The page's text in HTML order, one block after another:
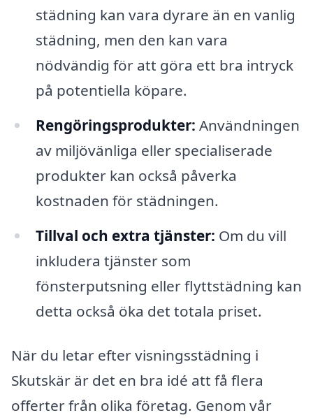
städning kan vara dyrare än en vanlig
städning, men den kan vara
nödvändig för att göra ett bra intryck
på potentiella köpare.
Rengöringsprodukter: Användningen
av miljövänliga eller specialiserade
produkter kan också påverka
kostnaden för städningen.
Tillval och extra tjänster: Om du vill
inkludera tjänster som
fönsterputsning eller flyttstädning kan
detta också öka det totala priset.
När du letar efter visningsstädning i
Skutskär är det en bra idé att få flera
offerter från olika företag. Genom vår